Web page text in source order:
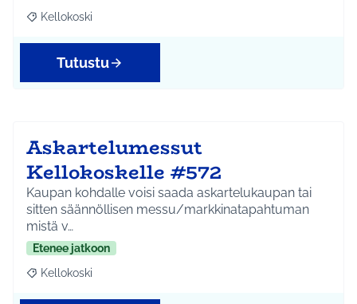
Rajaa tulokset aihepiirin mukaan: Kellokoski
Kellokoski
Tutustu
Askartelumessut
Kellokoskelle #572
Kaupan kohdalle voisi saada askartelukaupan tai
sitten säännöllisen messu/markkinatapahtuman
mistä v…
Etenee jatkoon
Rajaa tulokset aihepiirin mukaan: Kellokoski
Kellokoski